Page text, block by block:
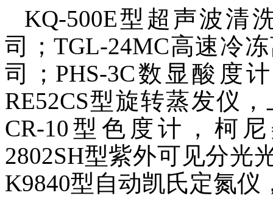
KQ-500E型超声波清
司；TGL-24MC高速冷
司；PHS-3C数显酸度
RE52CS型旋转蒸发仪
CR-10型色度计，柯
2802SH型紫外可见分光
K9840型自动凯氏定氮